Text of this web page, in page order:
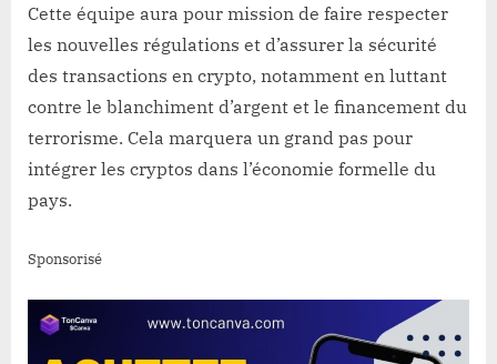
Cette équipe aura pour mission de faire respecter
les nouvelles régulations et d’assurer la sécurité
des transactions en crypto, notamment en luttant
contre le blanchiment d’argent et le financement du
terrorisme. Cela marquera un grand pas pour
intégrer les cryptos dans l’économie formelle du
pays.
Sponsorisé